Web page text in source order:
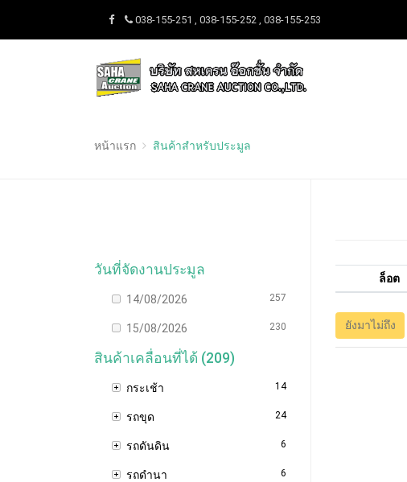
038-155-251 , 038-155-252 , 038-155-253
หน้าแรก สินค้าสำหรับประมูล
วันที่จัดงานประมูล
14/08/2026 257
15/08/2026 230
สินค้าเคลื่อนที่ได้ (209)
กระเช้า 14
รถขุด 24
รถดันดิน 6
รถดำนา 6
ล็อต
ยังมาไม่ถึง